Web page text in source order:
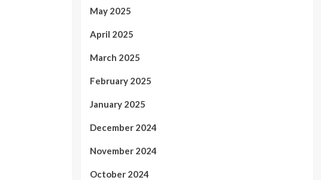
May 2025
April 2025
March 2025
February 2025
January 2025
December 2024
November 2024
October 2024